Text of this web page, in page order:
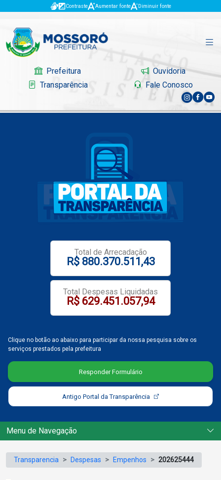
Contraste Aumentar fonte Diminuir fonte
Prefeitura
Ouvidoria
Transparência
Fale Conosco
Total de Arrecadação
R$ 880.370.511,43
Total Despesas Liquidadas
R$ 629.451.057,94
Clique no botão ao abaixo para participar da nossa pesquisa sobre os
serviços prestados pela prefeitura
Responder Formulário
Antigo Portal da Transparência
Menu de Navegação
Transparencia Despesas Empenhos 202625444